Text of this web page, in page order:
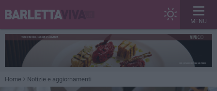
MENU
Home Notizie e aggiornamenti